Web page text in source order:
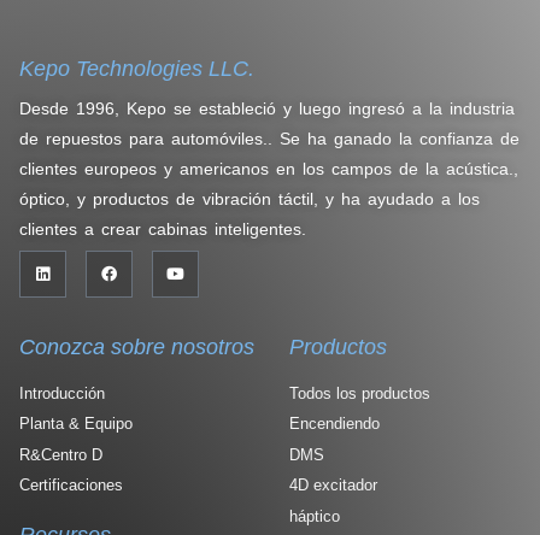
Kepo Technologies LLC.
Desde 1996, Kepo se estableció y luego ingresó a la industria
de repuestos para automóviles.. Se ha ganado la confianza de
clientes europeos y americanos en los campos de la acústica.,
óptico, y productos de vibración táctil, y ha ayudado a los
clientes a crear cabinas inteligentes.
Conozca sobre nosotros
Introducción
Planta & Equipo
R&Centro D
Certificaciones
Productos
Todos los productos
Encendiendo
DMS
4D excitador
háptico